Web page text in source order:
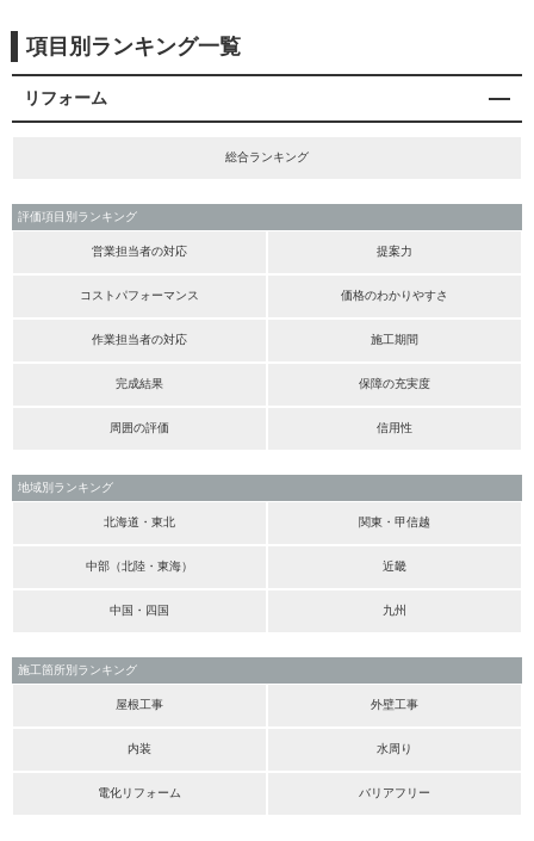
項目別ランキング一覧
リフォーム
総合ランキング
評価項目別ランキング
営業担当者の対応 提案力
コストパフォーマンス 価格のわかりやすさ
作業担当者の対応 施工期間
完成結果 保障の充実度
周囲の評価 信用性
地域別ランキング
北海道・東北 関東・甲信越
中部（北陸・東海） 近畿
中国・四国 九州
施工箇所別ランキング
屋根工事 外壁工事
内装 水周り
電化リフォーム バリアフリー